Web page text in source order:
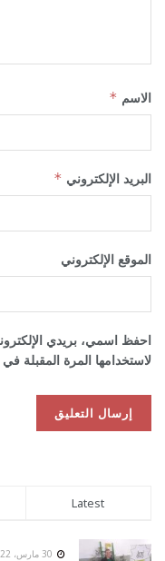
الاسم *
البريد الإلكتروني *
الموقع الإلكتروني
احفظ اسمي، بريدي
لاستخدامها المرة المقبلة في
Latest
30 مارس، 2022